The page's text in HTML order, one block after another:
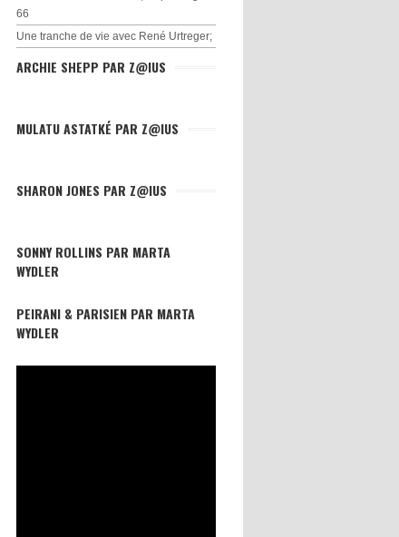
66
Une tranche de vie avec René Urtreger;
ARCHIE SHEPP PAR Z@IUS
MULATU ASTATKÉ PAR Z@IUS
SHARON JONES PAR Z@IUS
SONNY ROLLINS PAR MARTA
WYDLER
PEIRANI & PARISIEN PAR MARTA
WYDLER